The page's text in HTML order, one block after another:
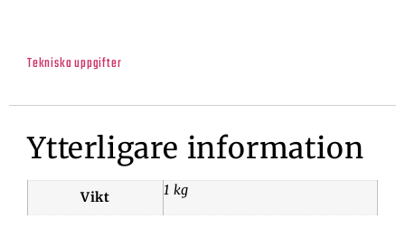
Tekniska uppgifter
Ytterligare information
Vikt 1 kg